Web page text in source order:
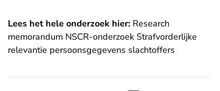
Lees het hele onderzoek hier: Research
memorandum NSCR-onderzoek Strafvorderlijke
relevantie persoonsgegevens slachtoffers